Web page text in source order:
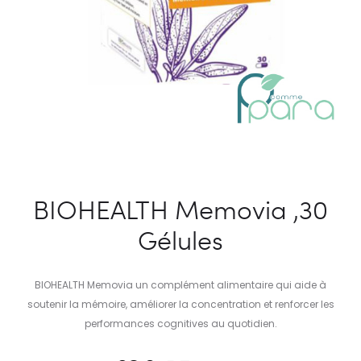
BIOHEALTH Memovia ,30
Gélules
BIOHEALTH Memovia un complément alimentaire qui aide à
soutenir la mémoire, améliorer la concentration et renforcer les
performances cognitives au quotidien.